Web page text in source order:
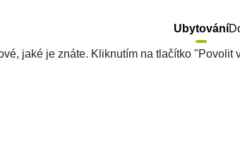
Ubytování
jaké je znáte. Kliknutím na tlačítko